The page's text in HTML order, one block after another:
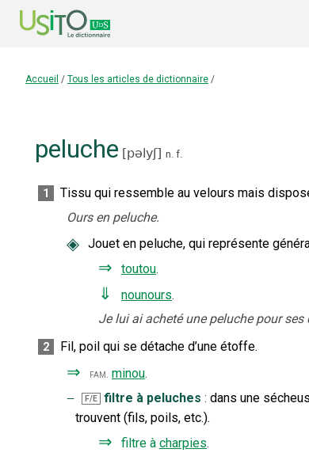
Accueil / Tous les articles de dictionnaire /
peluche [pəlyʃ] n. f.
1
Tissu qui ressemble au velours mais
Ours en peluche.
◈ Jouet en peluche, qui représente
⇒ toutou.
⇓ nounours.
Je lui ai acheté une peluche pour ses
2 Fil, poil qui se détache d’une étoffe.
⇒ fam. minou.
‒
F/E filtre à peluches : dans une
trouvent (fils, poils, etc.).
⇒ filtre à charpies.